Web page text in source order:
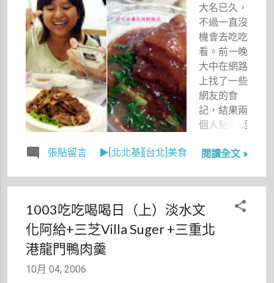
各自有著不
同的際遇。
在台南海安
路上的藍晒
圖等待採訪
的時候，我
坐在吧檯
前，望著正
前方的酒瓶
然就想起了
杯子、瓶子
裡頭裝的也
是「心」，
大名已久，
不過一直沒
機會去吃吃
看。前一晚
大中在網路
上找了一些
網友的食
記，結果兩
個人點的菜
順序都一
大概是一起
去吃的吧，
而且愛吃鬼
盧大中馬上
張貼留言 ▶[北北基][台北]美食 閱讀全文 »
1003吃吃喝喝日（上）淡水文
化阿給+三芝Villa Suger +三重北
港龍門鴨肉羹
10月 04, 2006